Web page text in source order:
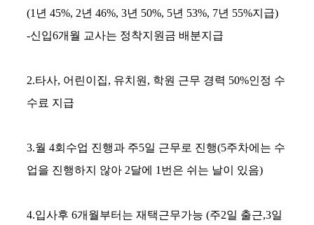
(1년 45%, 2년 46%, 3년 50%, 5년 53%, 7년 55%지급)
-신입6개월 교사는 정착지원금 배분지급
2.타사, 어린이집, 유치원, 학원 근무 경력 50%인정 수
수료 지급
3.월 4회수업 진행과 주5일 근무로 진행(5주차에는 수
업을 진행하지 않아 2달에 1번은 쉬는 날이 있음)
4.입사후 6개월부터는 재택근무가능 (주2일 출근,3일